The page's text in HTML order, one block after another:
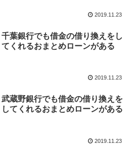
2019.11.23
千葉銀行でも借金の借り換えをし
てくれるおまとめローンがある
2019.11.23
武蔵野銀行でも借金の借り換えを
してくれるおまとめローンがある
2019.11.23